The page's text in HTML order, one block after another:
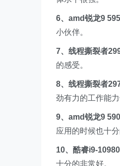
6、amd锐龙9
小伙伴。
7、线程撕裂者
的感受。
8、线程撕裂者
劲有力的工作能力
9、amd锐龙9
应用的时候也十分
10、酷睿i9-
十分的非常好。